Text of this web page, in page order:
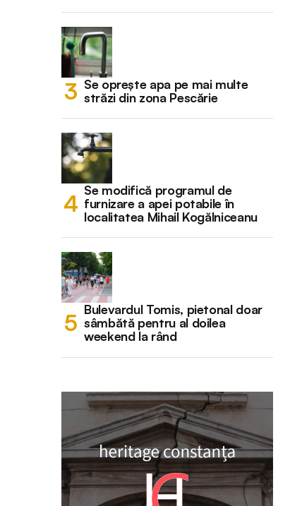
Se oprește apa pe mai multe
străzi din zona Pescărie
Se modifică programul de
furnizare a apei potabile în
localitatea Mihail Kogălniceanu
Bulevardul Tomis, pietonal doar
sâmbătă pentru al doilea
weekend la rând